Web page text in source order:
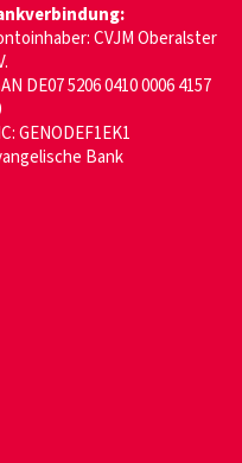
CVJM Oberalster
DE07 5206 0410 0006 4157
GENODEF1EK1
Bank